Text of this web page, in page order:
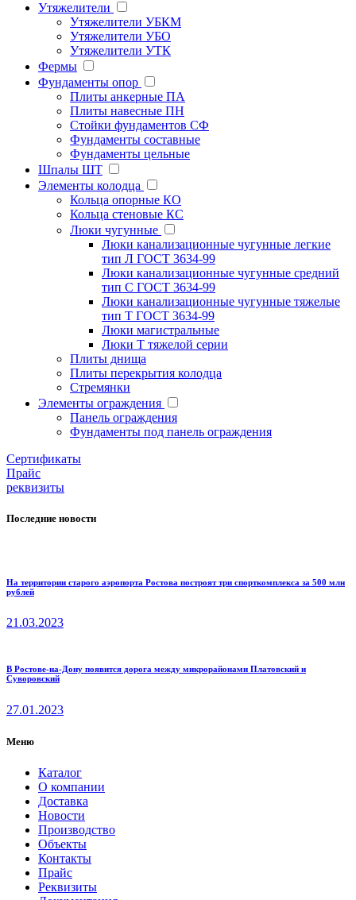
Утяжелители
Утяжелители УБКМ
Утяжелители УБО
Утяжелители УТК
Фермы
Фундаменты опор
Плиты анкерные ПА
Плиты навесные ПН
Стойки фундаментов СФ
Фундаменты составные
Фундаменты цельные
Шпалы ШТ
Элементы колодца
Кольца опорные КО
Кольца стеновые КС
Люки чугунные
Люки канализационные чугунные легкие
тип Л ГОСТ 3634-99
Люки канализационные чугунные средний
тип С ГОСТ 3634-99
Люки канализационные чугунные тяжелые
тип Т ГОСТ 3634-99
Люки магистральные
Люки Т тяжелой серии
Плиты днища
Плиты перекрытия колодца
Стремянки
Элементы ограждения
Панель ограждения
Фундаменты под панель ограждения
Cертификаты
Прайс
реквизиты
Последние новости
На территории старого аэропорта Ростова построят три спорткомплекса за 500 млн
рублей
21.03.2023
В Ростове-на-Дону появится дорога между микрорайонами Платовский и
Суворовский
27.01.2023
Меню
Каталог
О компании
Доставка
Новости
Производство
Объекты
Контакты
Прайс
Реквизиты